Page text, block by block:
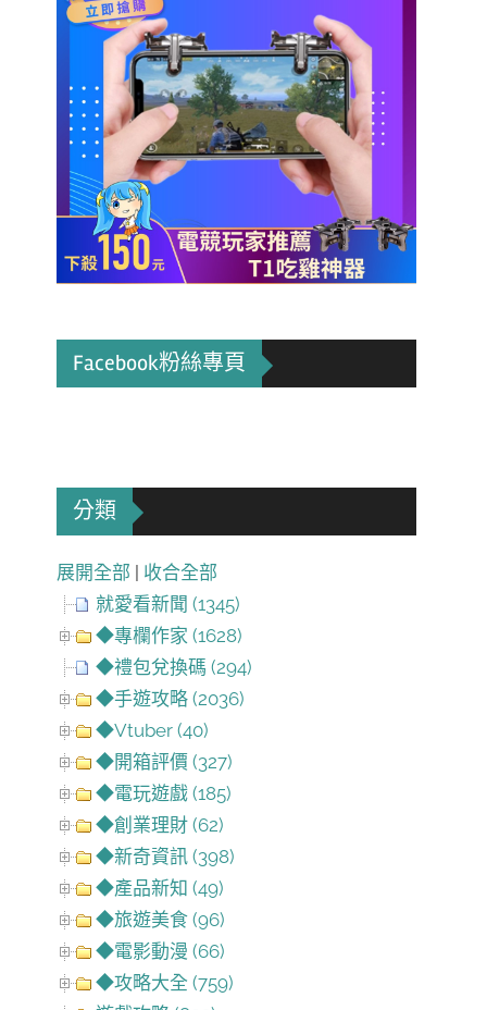
Facebook粉絲專頁
分類
展開全部 | 收合全部
就愛看新聞 (1345)
◆專欄作家 (1628)
◆禮包兌換碼 (294)
◆手遊攻略 (2036)
◆Vtuber (40)
◆開箱評價 (327)
◆電玩遊戲 (185)
◆創業理財 (62)
◆新奇資訊 (398)
◆產品新知 (49)
◆旅遊美食 (96)
◆電影動漫 (66)
◆攻略大全 (759)